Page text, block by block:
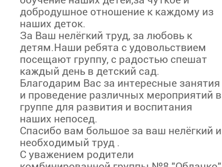
добродушное отношение к каждому из
наших деток.
За Ваш нелёгкий труд, за любовь к
детям.Наши ребята с удовольствием
посещают группу, с радостью спешат
каждый день в детский сад.
Благодарим Вас за интересные занятия
и проведение различных мероприятий в
группе для развития и воспитания
наших непосед.
Спасибо вам большое за ваш нелёгкий и
необходимый труд .
С уважением родители